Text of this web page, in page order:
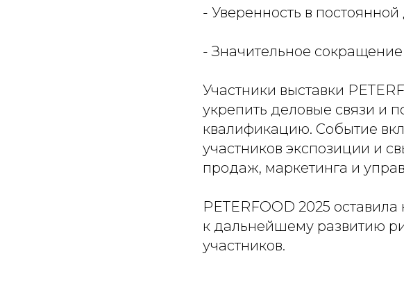
- Уверенность в
- Значительное
Участники выставки
укрепить деловые связи и
квалификацию. Событие
участников экспозиции и
продаж, маркетинга и
PETERFOOD 2025
к дальнейшему развитию
участников.